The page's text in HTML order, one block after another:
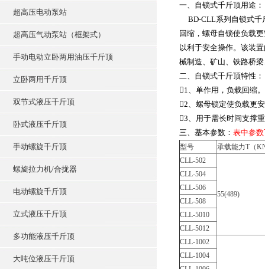
超高压电动泵站
超高压气动泵站（框架式）
手动电动立卧两用油压千斤顶
立卧两用千斤顶
双节式液压千斤顶
卧式液压千斤顶
手动螺旋千斤顶
螺旋拉力机/合拢器
电动螺旋千斤顶
立式液压千斤顶
多功能液压千斤顶
大吨位液压千斤顶
一、自锁式千斤顶用途：
BD-CLL系列自锁式千
回缩，螺母自锁使负载
以利于安全操作。该装
械制造、矿山、铁路桥
二、自锁式千斤顶特性：
1、单作用，负载回缩。
2、螺母锁定使负载更
3、用于需长时间支撑
三、基本参数： 表中参
型号
承载能力T（
CLL-502
55(489)
CLL-504
CLL-506
CLL-508
CLL-5010
CLL-5012
CLL-1002
CLL-1004